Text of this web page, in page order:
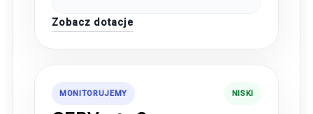
Zobacz dotacje
MONITORUJEMY NISKI